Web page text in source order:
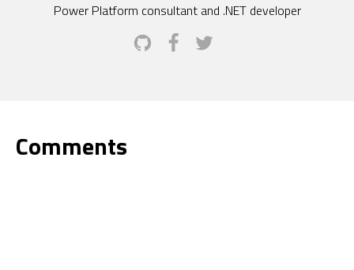
Power Platform consultant and .NET developer
Comments